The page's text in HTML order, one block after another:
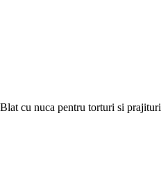
Blat cu nuca pentru torturi si prajituri